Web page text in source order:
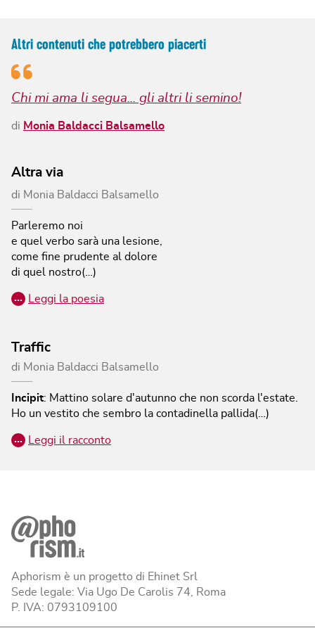
Altri contenuti che potrebbero piacerti
Chi mi ama li segua... gli altri li semino!
di Monia Baldacci Balsamello
Altra via
di Monia Baldacci Balsamello
Parleremo noi
e quel verbo sarà una lesione,
come fine prudente al dolore
di quel nostro(…)
… Leggi la poesia
Traffic
di Monia Baldacci Balsamello
Incipit: Mattino solare d'autunno che non scorda l'estate.
Ho un vestito che sembro la contadinella pallida(…)
… Leggi il racconto
Aphorism è un progetto di Ehinet Srl
Sede legale: Via Ugo De Carolis 74, Roma
P. IVA: 0793109100